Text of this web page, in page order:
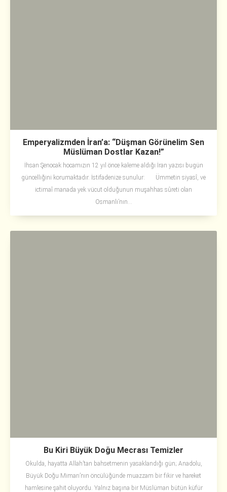
Emperyalizmden İran’a: “Düşman Görünelim Sen
Müslüman Dostlar Kazan!”
İhsan Şenocak hocamızın 12 yıl önce kaleme aldığı İran yazısı bugün
güncelliğini korumaktadır. İstifadenize sunulur: Ümmetin siyasî, ve
ictimaî manada yek vücut olduğunun muşahhas sûreti olan
Osmanlı’nın...
Bu Kiri Büyük Doğu Mecrası Temizler
Okulda, hayatta Allah’tan bahsetmenin yasaklandığı gün; Anadolu,
Büyük Doğu Mimarı’nın öncülüğünde muazzam bir fikir ve hareket
hamlesine şahit oluyordu. Yalnız başına bir Müslüman bütün küfür